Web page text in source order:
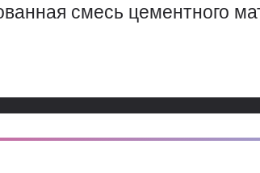
смесь цементного